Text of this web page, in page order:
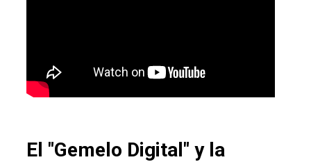
El "Gemelo Digital" y la